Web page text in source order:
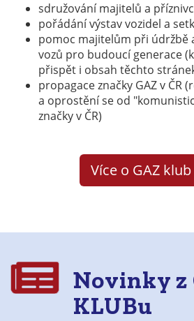
sdružování majitelů a
pořádání výstav vozidel a
pomoc majitelům při údržbě
vozů pro budoucí generace
přispět i obsah těchto
propagace značky GAZ v ČR
a oprostění se od
značky v ČR)
Více o GAZ klub
Novinky z
KLUBu